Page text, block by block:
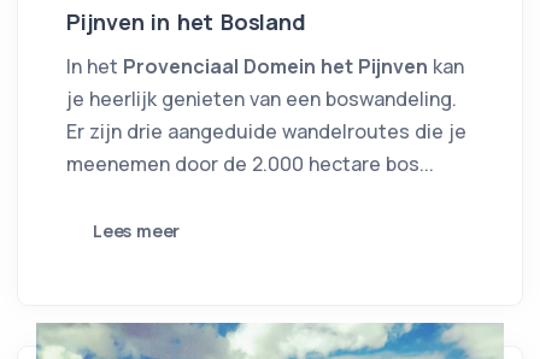
Pijnven in het Bosland
In het Provenciaal Domein het Pijnven kan
je heerlijk genieten van een boswandeling.
Er zijn drie aangeduide wandelroutes die je
meenemen door de 2.000 hectare bos...
Lees meer